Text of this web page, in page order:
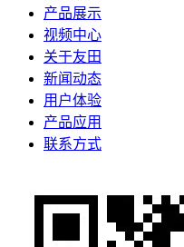
产品展示
视频中心
关于友田
新闻动态
用户体验
产品应用
联系方式